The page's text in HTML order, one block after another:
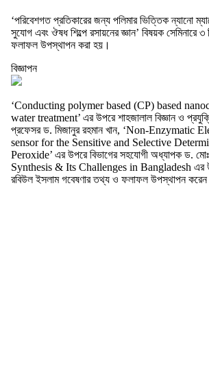
‘পরিবেশগত প্রতিকারের জন্য পলিমার ভিত্তিক ন্যানো
সুযোগ এবং ঔষধ শিল্পে রসায়নের জ্ঞান’ বিষয়ক সেমিনারে
ফলাফল উপস্থাপন করা হয়।
বিজ্ঞাপন
‘Conducting polymer based (CP) based
water treatment’ এর উপরে শাহজালাল বিজ্ঞান ও
প্রফেসর ড. মিজানুর রহমান খান, ‘Non-Enzymatic
sensor for the Sensitive and Selective
Peroxide’ এর উপরে বিভাগের সহযোগী অধ্যাপক ড.
Synthesis & Its Challenges in Bangladesh এর
রবিউল ইসলাম গবেষণার তথ্য ও ফলাফল উপস্থাপন